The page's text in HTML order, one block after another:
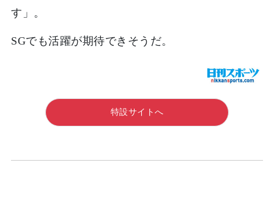
す」。
SGでも活躍が期待できそうだ。
特設サイトへ